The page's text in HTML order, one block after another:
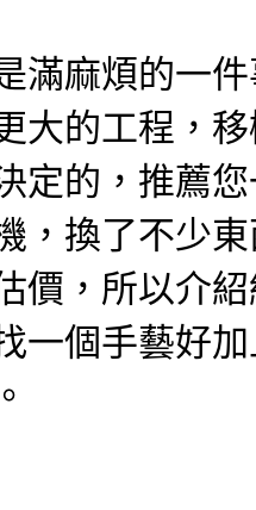
滿麻煩的一
大的工程，
定的，推薦
，換了不少
價，所以介
一個手藝好